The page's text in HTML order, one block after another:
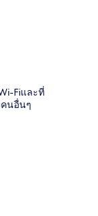
Fiและที่
คนอื่นๆ